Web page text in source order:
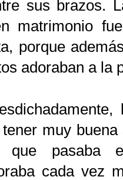
sus brazos.
matrimonio
porque
adoraban a la
muy
que pasaba
cada vez